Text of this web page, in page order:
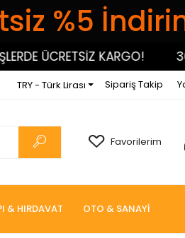
%5
ÜCRETSİZ KARGO! 3000
TRY - Türk Lirası Sipariş Takip
Favorilerim
& HIRDAVAT OTO & SANAYİ